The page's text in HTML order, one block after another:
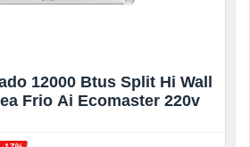
12000 Btus Split Hi Wall
Frio Ai Ecomaster 220v